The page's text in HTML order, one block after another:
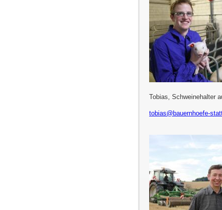
Tobias, Schweinehalter
tobias@bauernhoefe-